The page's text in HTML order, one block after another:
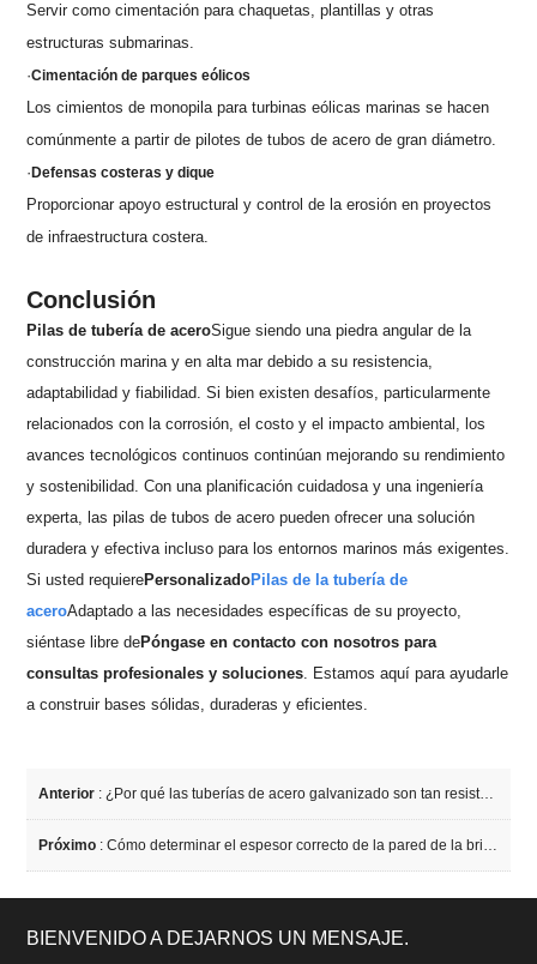
Servir como cimentación para chaquetas, plantillas y otras
estructuras submarinas.
·Cimentación de parques eólicos
Los cimientos de monopila para turbinas eólicas marinas se hacen
comúnmente a partir de pilotes de tubos de acero de gran diámetro.
·Defensas costeras y dique
Proporcionar apoyo estructural y control de la erosión en proyectos
de infraestructura costera.
Conclusión
Pilas de tubería de aceroSigue siendo una piedra angular de la
construcción marina y en alta mar debido a su resistencia,
adaptabilidad y fiabilidad. Si bien existen desafíos, particularmente
relacionados con la corrosión, el costo y el impacto ambiental, los
avances tecnológicos continuos continúan mejorando su rendimiento
y sostenibilidad. Con una planificación cuidadosa y una ingeniería
experta, las pilas de tubos de acero pueden ofrecer una solución
duradera y efectiva incluso para los entornos marinos más exigentes.
Si usted requierePersonalizadoPilas de la tubería de
aceroAdaptado a las necesidades específicas de su proyecto,
siéntase libre dePóngase en contacto con nosotros para
consultas profesionales y soluciones . Estamos aquí para ayudarle
a construir bases sólidas, duraderas y eficientes.
Anterior : ¿Por qué las tuberías de acero galvanizado son tan resistentes al desgaste?
Próximo :Cómo determinar el espesor correcto de la pared de la brida para su aplicación
BIENVENIDO A DEJARNOS UN MENSAJE.